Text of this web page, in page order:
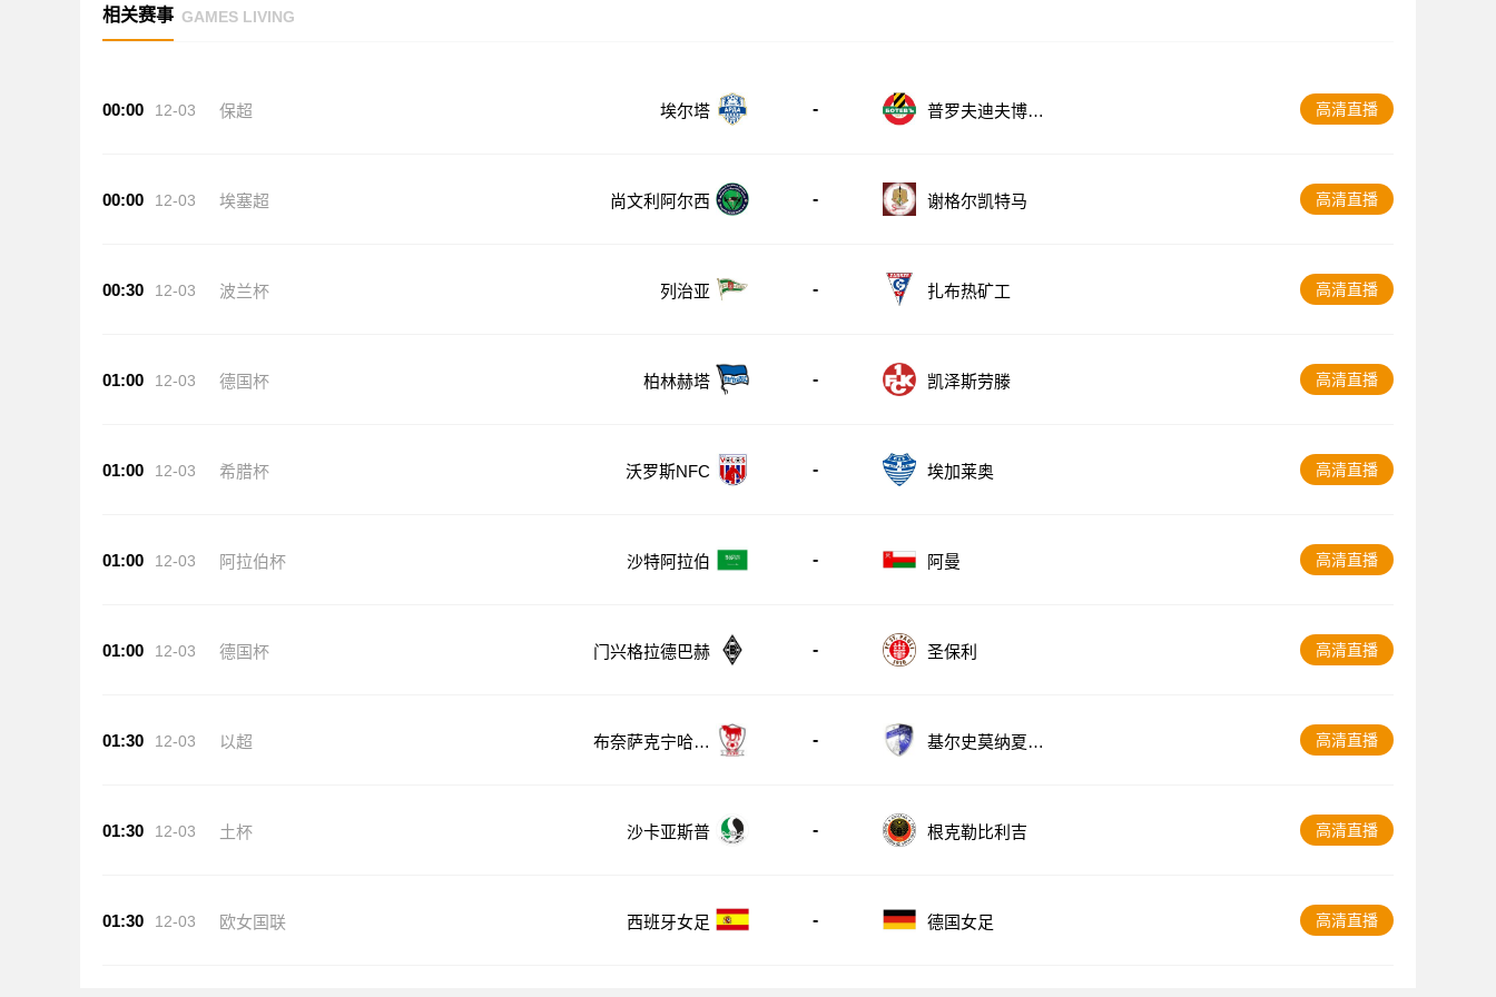
相关赛事 GAMES LIVING
00:00 12-03 保超 埃尔塔 -
普罗夫迪夫博特
高清直播
00:00 12-03 埃塞超 尚文利阿尔西 - 谢格尔凯特马 高清直播
00:30 12-03 波兰杯 列治亚 - 扎布热矿工 高清直播
01:00 12-03 德国杯 柏林赫塔 - 凯泽斯劳滕 高清直播
01:00 12-03 希腊杯 沃罗斯NFC - 埃加莱奥 高清直播
01:00 12-03 阿拉伯杯 沙特阿拉伯 - 阿曼 高清直播
01:00 12-03 德国杯 门兴格拉德巴赫 - 圣保利 高清直播
01:30 12-03 以超
布奈萨克宁哈普
-
基尔史莫纳夏普
高清直播
01:30 12-03 土杯 沙卡亚斯普 - 根克勒比利吉 高清直播
01:30 12-03 欧女国联 西班牙女足 - 德国女足 高清直播